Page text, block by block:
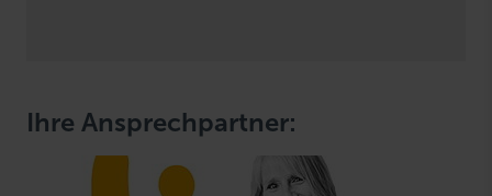
Ihre Ansprechpartner: